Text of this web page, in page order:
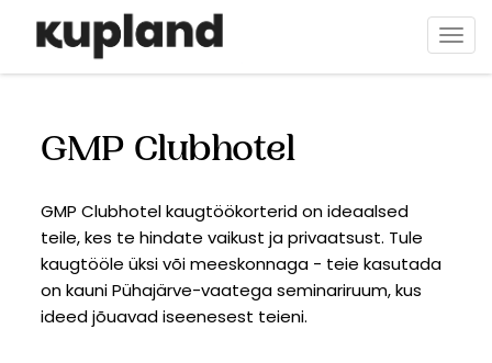
GMP Clubhotel
GMP Clubhotel kaugtöökorterid on ideaalsed
teile, kes te hindate vaikust ja privaatsust. Tule
kaugtööle üksi või meeskonnaga - teie kasutada
on kauni Pühajärve-vaatega seminariruum, kus
ideed jõuavad iseenesest teieni.